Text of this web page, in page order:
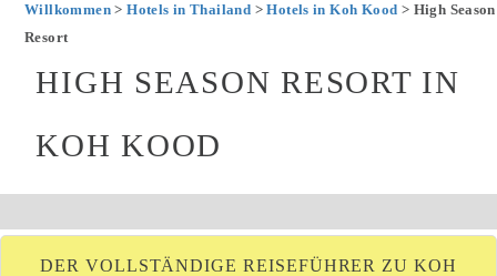
Willkommen>Hotels in Thailand >Hotels in Koh Kood > High Season
Resort
HIGH SEASON RESORT IN
KOH KOOD
DER VOLLSTÄNDIGE REISEFÜHRER ZU KOH